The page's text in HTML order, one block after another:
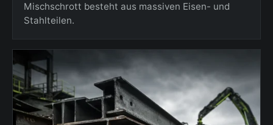
Mischschrott besteht aus massiven Eisen- und
Stahlteilen.